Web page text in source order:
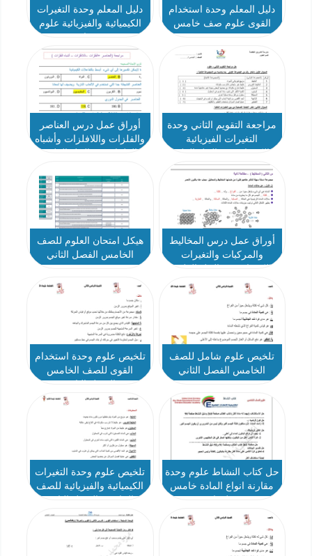
دليل المعلم وحدة استخدام
القوى علوم صف خامس
دليل المعلم وحدة التغيرات
الكيميائية والفيزيائية علوم
مراجعة التقويم الثاني وحدة
التغيرات الفيزيائية
الصف الخامس
أوراق عمل درس العناصر
والفلزات واللافلزات وأشباه
أوراق عمل درس المخاليط
والمركبات والتغيرات
الصف الخامس
هيكل امتحان العلوم للصف
الخامس الفصل الثاني
تلخيص علوم شامل للصف
الخامس الفصل الثاني
تلخيص علوم وحدة استخدام
القوى للصف الخامس
حل كتاب النشاط علوم وحدة
مقارنة انواع المادة خامس
تلخيص علوم وحدة التغيرات
الكيميائية والفيزيائية للصف